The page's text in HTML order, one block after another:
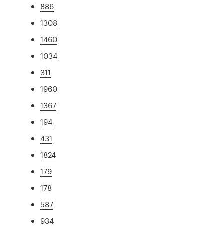
886
1308
1460
1034
311
1960
1367
194
431
1824
179
178
587
934